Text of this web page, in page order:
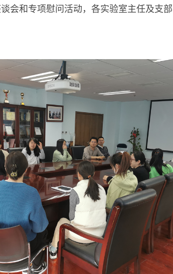
和专项慰问活动，各实验室主任及支